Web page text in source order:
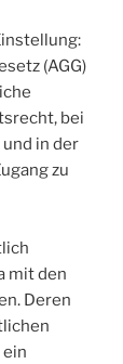
(AGG)
bei
in der
zu
mit den
Deren
ein